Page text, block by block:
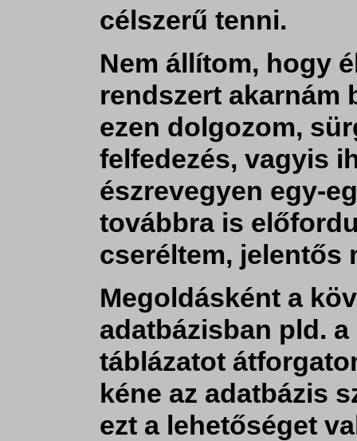
célszerű tenni.
Nem állítom, hogy
rendszert akarnám
ezen dolgozom,
felfedezés, vagyis
észrevegyen egy-
továbbra is
cseréltem,
Megoldásként a
adatbázisban pld. a
táblázatot
kéne az adatbázis
ezt a lehetőséget